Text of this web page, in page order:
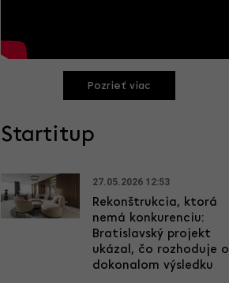
Pozrieť viac
Startitup
27.05.2026 12:53
Rekonštrukcia, ktorá
nemá konkurenciu:
Bratislavský projekt
ukázal, čo rozhoduje o
dokonalom výsledku